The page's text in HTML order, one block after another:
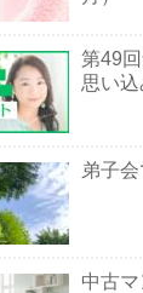
第49
思い
弟子
中古